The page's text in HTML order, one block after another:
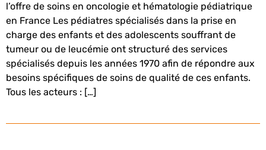
l’offre de soins en oncologie et hématologie pédiatrique
en France Les pédiatres spécialisés dans la prise en
charge des enfants et des adolescents souffrant de
tumeur ou de leucémie ont structuré des services
spécialisés depuis les années 1970 afin de répondre aux
besoins spécifiques de soins de qualité de ces enfants.
Tous les acteurs : […]